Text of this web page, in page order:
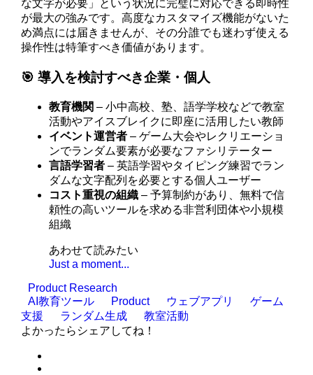
な文字が必要」という状況に完璧に対応できる即時性
が最大の強みです。高度なカスタマイズ機能がないた
め満点には届きませんが、その分誰でも迷わず使える
操作性は特筆すべき価値があります。
🎯 導入を検討すべき企業・個人
教育機関 – 小中高校、塾、語学学校などで教室
活動やアイスブレイクに即座に活用したい教師
イベント運営者 – ゲーム大会やレクリエーショ
ンでランダム要素が必要なファシリテーター
言語学習者 – 英語学習やタイピング練習でラン
ダムな文字配列を必要とする個人ユーザー
コスト重視の組織 – 予算制約があり、無料で信
頼性の高いツールを求める非営利団体や小規模
組織
あわせて読みたい
Just a moment...
Product Research
AI教育ツール
Product ウェブアプリ
ゲーム
支援
ランダム生成
教室活動
よかったらシェアしてね！